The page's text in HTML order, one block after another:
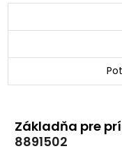
Základňa pre
8891502